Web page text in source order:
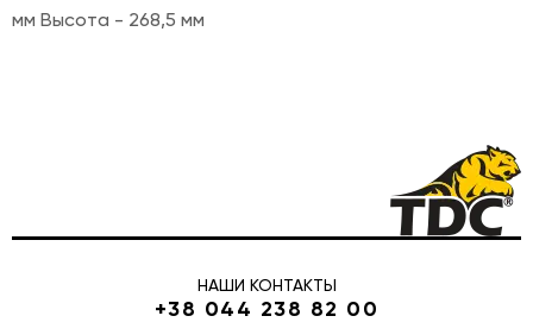
мм Высота - 268,5 мм
НАШИ КОНТАКТЫ
+38 044 238 82 00